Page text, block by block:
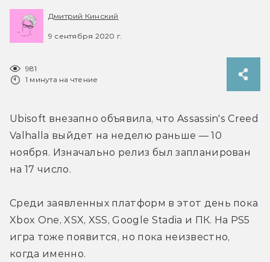
Дмитрий Кинский
9 сентября 2020 г.
981
1 минута на чтение
Ubisoft внезапно объявила, что Assassin's Creed
Valhalla выйдет на неделю раньше — 10
ноября. Изначально релиз был запланирован
на 17 число.
Среди заявленных платформ в этот день пока
Xbox One, XSX, XSS, Google Stadia и ПК. На PS5
игра тоже появится, но пока неизвестно,
когда именно.